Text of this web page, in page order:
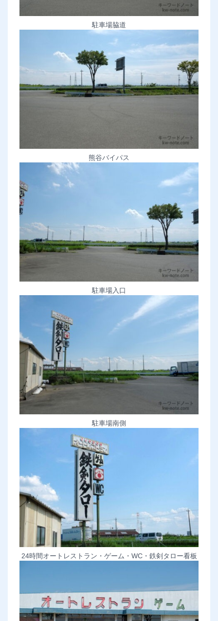
駐車場脇道
熊谷バイパス
駐車場入口
駐車場南側
24時間オートレストラン・ゲーム・WC・鉄剣タロー看板